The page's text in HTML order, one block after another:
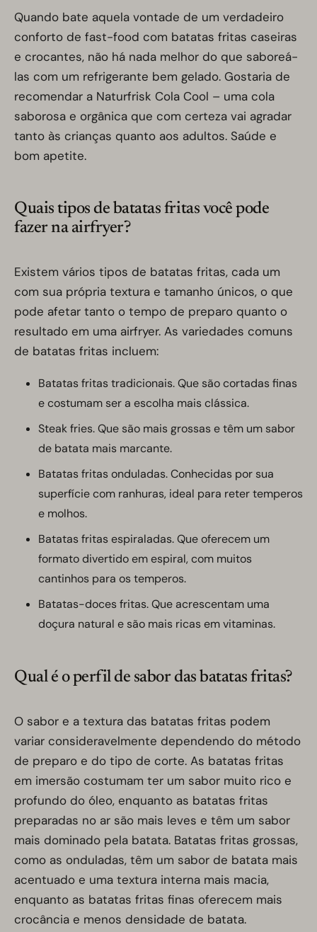
Quando bate aquela vontade de um verdadeiro
conforto de fast-food com batatas fritas caseiras
e crocantes, não há nada melhor do que saboreá-
las com um refrigerante bem gelado. Gostaria de
recomendar a Naturfrisk Cola Cool – uma cola
saborosa e orgânica que com certeza vai agradar
tanto às crianças quanto aos adultos. Saúde e
bom apetite.
Quais tipos de batatas fritas você pode
fazer na airfryer?
Existem vários tipos de batatas fritas, cada um
com sua própria textura e tamanho únicos, o que
pode afetar tanto o tempo de preparo quanto o
resultado em uma airfryer. As variedades comuns
de batatas fritas incluem:
Batatas fritas tradicionais. Que são cortadas finas
e costumam ser a escolha mais clássica.
Steak fries. Que são mais grossas e têm um sabor
de batata mais marcante.
Batatas fritas onduladas. Conhecidas por sua
superfície com ranhuras, ideal para reter temperos
e molhos.
Batatas fritas espiraladas. Que oferecem um
formato divertido em espiral, com muitos
cantinhos para os temperos.
Batatas-doces fritas. Que acrescentam uma
doçura natural e são mais ricas em vitaminas.
Qual é o perfil de sabor das batatas fritas?
O sabor e a textura das batatas fritas podem
variar consideravelmente dependendo do método
de preparo e do tipo de corte. As batatas fritas
em imersão costumam ter um sabor muito rico e
profundo do óleo, enquanto as batatas fritas
preparadas no ar são mais leves e têm um sabor
mais dominado pela batata. Batatas fritas grossas,
como as onduladas, têm um sabor de batata mais
acentuado e uma textura interna mais macia,
enquanto as batatas fritas finas oferecem mais
crocância e menos densidade de batata.